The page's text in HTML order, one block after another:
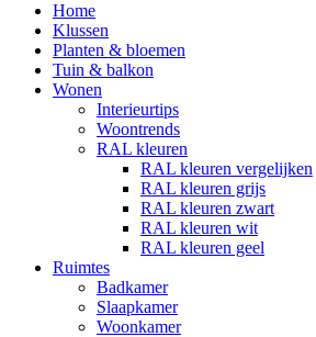
Home
Klussen
Planten & bloemen
Tuin & balkon
Wonen
Interieurtips
Woontrends
RAL kleuren
RAL kleuren vergelijken
RAL kleuren grijs
RAL kleuren zwart
RAL kleuren wit
RAL kleuren geel
Ruimtes
Badkamer
Slaapkamer
Woonkamer